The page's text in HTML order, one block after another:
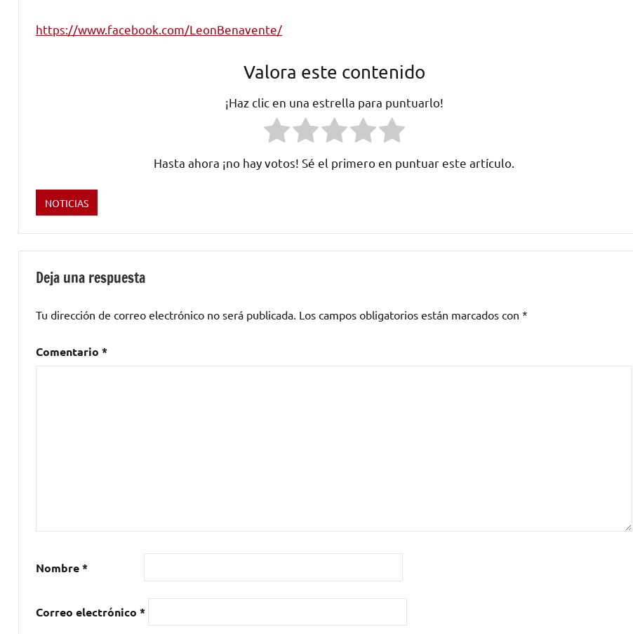
https://www.facebook.com/LeonBenavente/
Valora este contenido
¡Haz clic en una estrella para puntuarlo!
Hasta ahora ¡no hay votos! Sé el primero en puntuar este artículo.
Etiquetado
Coruña,
Burgos,
festivales,
NOTICIAS
Deja una respuesta
Tu dirección de correo electrónico no será publicada. Los campos obligatorios están marcados con *
Comentario *
Nombre*
Correo electrónico *